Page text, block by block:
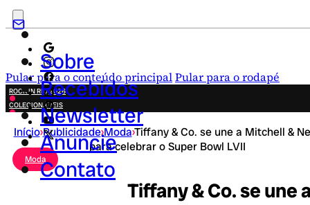
Pular para o conteúdo principalPular para o rodapé
Sobre
Recebidos
Newsletter
Anuncie
Contato
ROCK IN RIO 2026
COLECIONÁVEIS
FESTA JUNINA
NOVIDADES
CAMPANHAS CRIATIVAS
Início›Publicidade›Moda›Tiffany & Co. se une a Mitchell &
para celebrar o Super Bowl LVII
Moda
Tiffany & Co. se une